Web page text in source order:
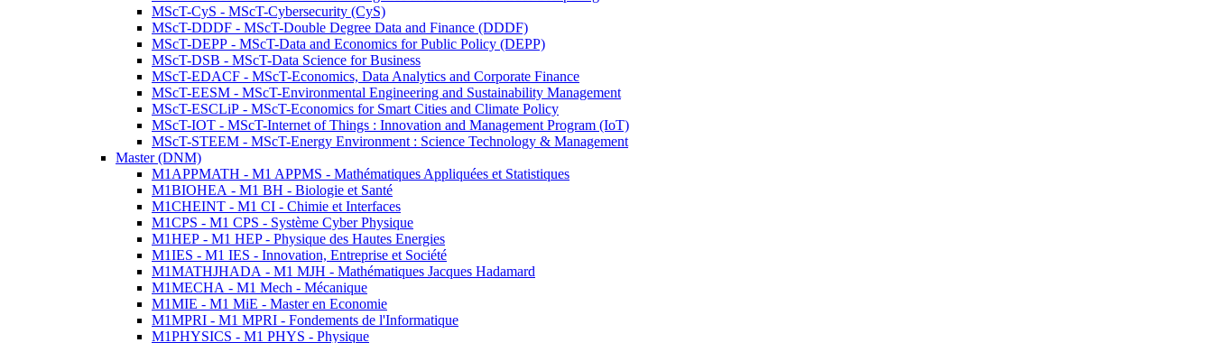
MScT-CyS - MScT-Cybersecurity (CyS)
MScT-DDDF - MScT-Double Degree Data and Finance (DDDF)
MScT-DEPP - MScT-Data and Economics for Public Policy (DEPP)
MScT-DSB - MScT-Data Science for Business
MScT-EDACF - MScT-Economics, Data Analytics and Corporate Finance
MScT-EESM - MScT-Environmental Engineering and Sustainability Management
MScT-ESCLiP - MScT-Economics for Smart Cities and Climate Policy
MScT-IOT - MScT-Internet of Things : Innovation and Management Program (IoT)
MScT-STEEM - MScT-Energy Environment : Science Technology & Management
Master (DNM)
M1APPMATH - M1 APPMS - Mathématiques Appliquées et Statistiques
M1BIOHEA - M1 BH - Biologie et Santé
M1CHEINT - M1 CI - Chimie et Interfaces
M1CPS - M1 CPS - Système Cyber Physique
M1HEP - M1 HEP - Physique des Hautes Energies
M1IES - M1 IES - Innovation, Entreprise et Société
M1MATHJHADA - M1 MJH - Mathématiques Jacques Hadamard
M1MECHA - M1 Mech - Mécanique
M1MIE - M1 MiE - Master en Economie
M1MPRI - M1 MPRI - Fondements de l'Informatique
M1PHYSICS - M1 PHYS - Physique